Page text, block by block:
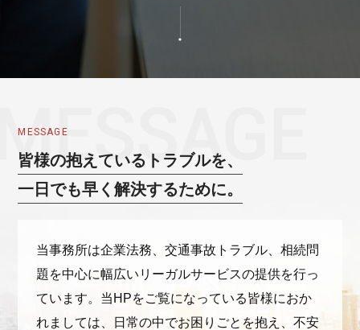
MESSAGE
皆様の抱えているトラブルを、
一日でも早く解決するために。
当事務所は企業法務、交通事故トラブル、相続問
題を中心に幅広いリーガルサービスの提供を行っ
ています。当HPをご覧になっている皆様におか
れましては、日常の中でお困りごとを抱え、不安